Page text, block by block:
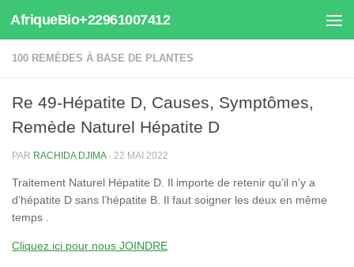
Au dessous du contenu
AfriqueBio+22961007412
100 REMÈDES À BASE DE PLANTES
Re 49-Hépatite D, Causes, Symptômes,
Remède Naturel Hépatite D
PAR RACHIDA DJIMA · 22 MAI 2022
Traitement Naturel Hépatite D. Il importe de retenir qu’il n’y a
d’hépatite D sans l’hépatite B. Il faut soigner les deux en même
temps .
Cliquez ici pour nous JOINDRE